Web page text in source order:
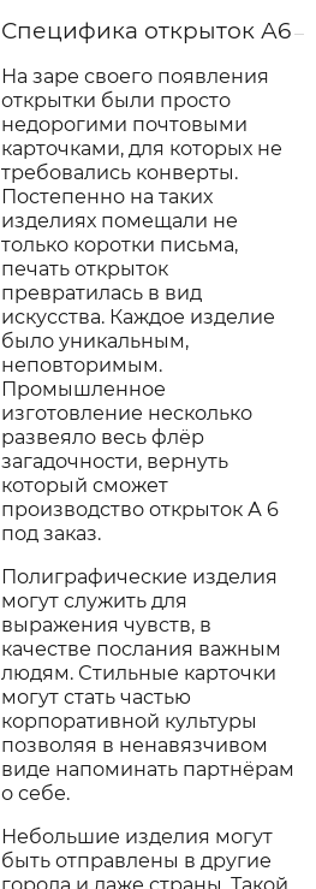
Специфика открыток А6
На заре своего появления
открытки были просто
недорогими почтовыми
карточками, для которых не
требовались конверты.
Постепенно на таких
изделиях помещали не
только коротки письма,
печать открыток
превратилась в вид
искусства. Каждое изделие
было уникальным,
неповторимым.
Промышленное
изготовление несколько
развеяло весь флёр
загадочности, вернуть
который сможет
производство открыток А 6
под заказ.
Полиграфические изделия
могут служить для
выражения чувств, в
качестве послания важным
людям. Стильные карточки
могут стать частью
корпоративной культуры
позволяя в ненавязчивом
виде напоминать партнёрам
о себе.
Небольшие изделия могут
быть отправлены в другие